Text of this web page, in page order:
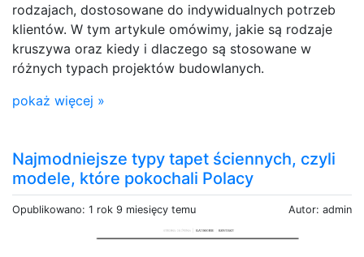
rodzajach, dostosowane do indywidualnych potrzeb
klientów. W tym artykule omówimy, jakie są rodzaje
kruszywa oraz kiedy i dlaczego są stosowane w
różnych typach projektów budowlanych.
pokaż więcej »
Najmodniejsze typy tapet ściennych, czyli
modele, które pokochali Polacy
Opublikowano: 1 rok 9 miesięcy temu Autor: admin